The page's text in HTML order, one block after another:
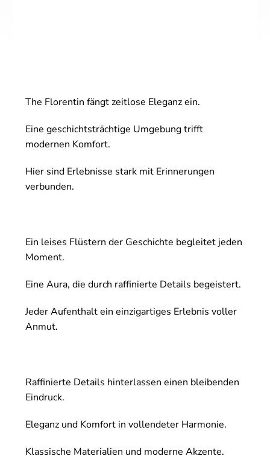
The Florentin fängt zeitlose Eleganz ein.
Eine geschichtsträchtige Umgebung trifft
modernen Komfort.
Hier sind Erlebnisse stark mit Erinnerungen
verbunden.
Ein leises Flüstern der Geschichte begleitet jeden
Moment.
Eine Aura, die durch raffinierte Details begeistert.
Jeder Aufenthalt ein einzigartiges Erlebnis voller
Anmut.
Raffinierte Details hinterlassen einen bleibenden
Eindruck.
Eleganz und Komfort in vollendeter Harmonie.
Klassische Materialien und moderne Akzente.